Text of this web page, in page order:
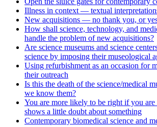
Illness in context — textual
New acquisitions — no thank you, or
How shall science, technology, and
handle the problem of new acquisitions?
Are science museums and science
science by imposing their museological
Using refurbishment as an occasion for
their outreach
Is this the death of the science/medical
we know them?
You are more likely to be right if you
shows a little doubt about something
Contemporary biomedical science and